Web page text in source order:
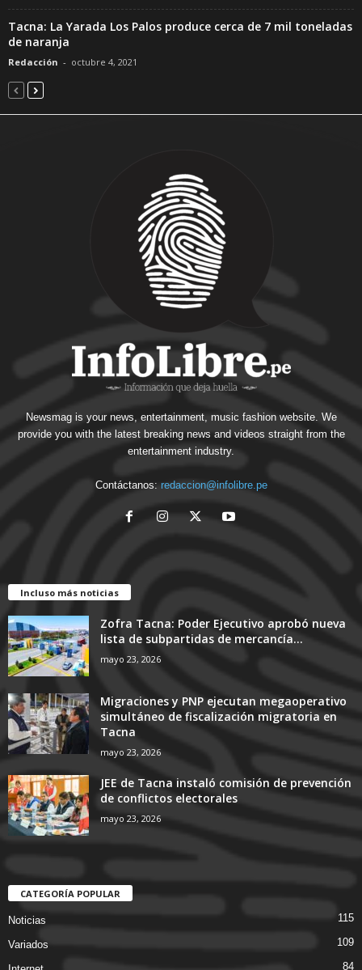
Tacna: La Yarada Los Palos produce cerca de 7 mil toneladas
de naranja
Redacción - octubre 4, 2021
Newsmag is your news, entertainment, music fashion website. We
provide you with the latest breaking news and videos straight from the
entertainment industry.
Contáctanos: redaccion@infolibre.pe
Incluso más noticias
Zofra Tacna: Poder Ejecutivo aprobó nueva
lista de subpartidas de mercancía...
mayo 23, 2026
Migraciones y PNP ejecutan megaoperativo
simultáneo de fiscalización migratoria en
Tacna
mayo 23, 2026
JEE de Tacna instaló comisión de prevención
de conflictos electorales
mayo 23, 2026
CATEGORÍA POPULAR
Noticias 115
Variados 109
84